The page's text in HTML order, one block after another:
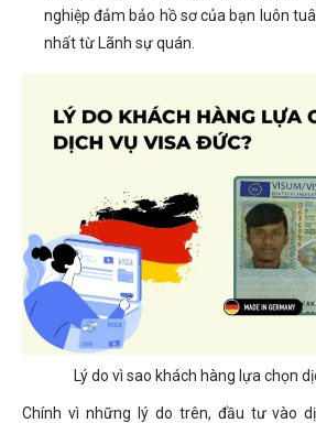
nghiệp đảm bảo hồ sơ của bạn luôn
nhất từ Lãnh sự quán.
Lý do vì sao khách hàng lựa chọn
Chính vì những lý do trên, đầu tư vào